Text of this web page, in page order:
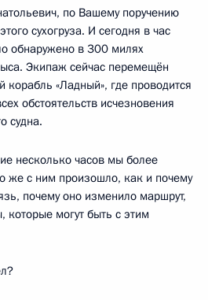
по Вашему поручению
сухогруза. И сегодня в час
обнаружено в 300 милях
Экипаж сейчас перемещён
«Ладный», где проводится
обстоятельств исчезновения
судна.
несколько часов мы более
же с ним произошло, как и почему
почему оно изменило маршрут,
которые могут быть с этим